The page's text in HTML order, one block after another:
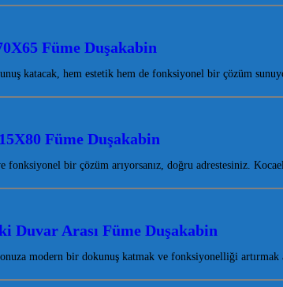
Füme Duşakabin
katacak, hem estetik hem de fonksiyonel bir çözüm
Füme Duşakabin
fonksiyonel bir çözüm arıyorsanız, doğru adrestesiniz.
Duvar Arası Füme Duşakabin
modern bir dokunuş katmak ve fonksiyonelliği